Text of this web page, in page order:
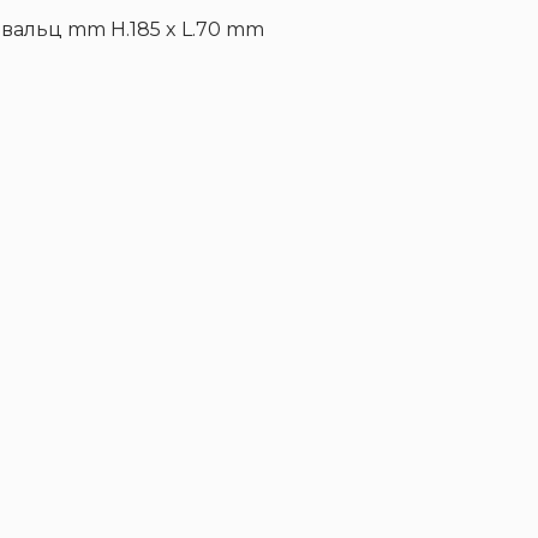
вальц mm H.185 x L.70 mm